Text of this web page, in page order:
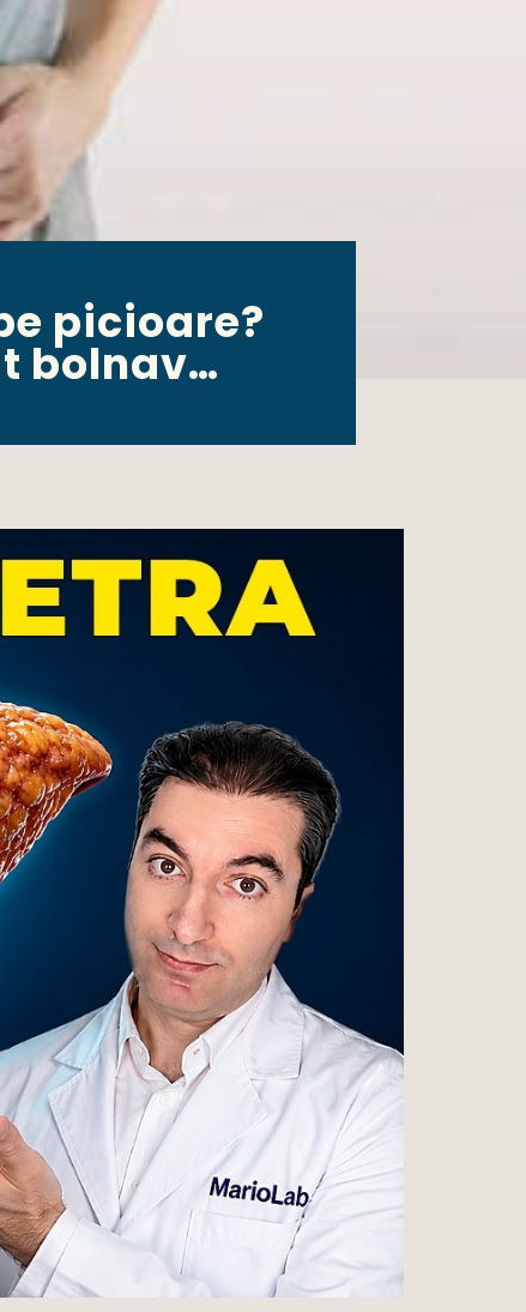
picioare?
bolnav…